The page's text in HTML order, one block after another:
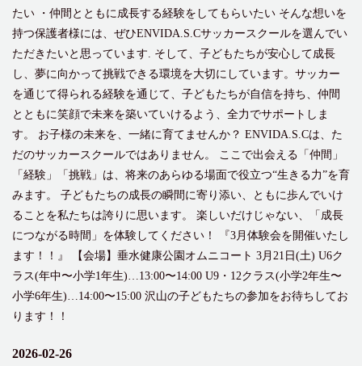
たい ・仲間とともに成長する経験をしてもらいたい そんな想いを
持つ保護者様には、ぜひENVIDA.S.Cサッカースクールを選んでい
ただきたいと思っています. そして、子どもたちが安心して成長
し、夢に向かって挑戦できる環境を大切にしています。サッカー
を通じて得られる経験を通じて、子どもたちが自信を持ち、仲間
とともに笑顔で未来を築いていけるよう、全力でサポートしま
す。 お子様の未来を、一緒に育てませんか？ ENVIDA.S.Cは、た
だのサッカースクールではありません。 ここで出会える「仲間」
「経験」「挑戦」は、将来のあらゆる場面で役立つ“生きる力”を育
みます。 子どもたちの成長の瞬間に寄り添い、ともに歩んでいけ
ることを私たちは誇りに思います。 楽しいだけじゃない、「成長
につながる時間」を体験してください！ 『3月体験会を開催いたし
ます！！』 【会場】垂水健康公園オムニコート 3月21日(土) U6ク
ラス(年中〜小学1年生)…13:00〜14:00 U9・12クラス(小学2年生〜
小学6年生)…14:00〜15:00 沢山の子どもたちの参加をお待ちしてお
ります！！
2026-02-26